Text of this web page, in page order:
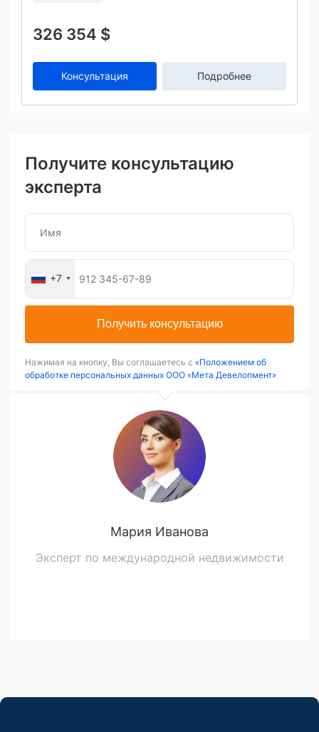
326 354 $
Консультация Подробнее
Получите консультацию
эксперта
+7
Получить консультацию
Нажимая на кнопку, Вы соглашаетесь с «Положением об
обработке персональных данных ООО «Мета Девелопмент»
Мария Иванова
Эксперт по международной недвижимости